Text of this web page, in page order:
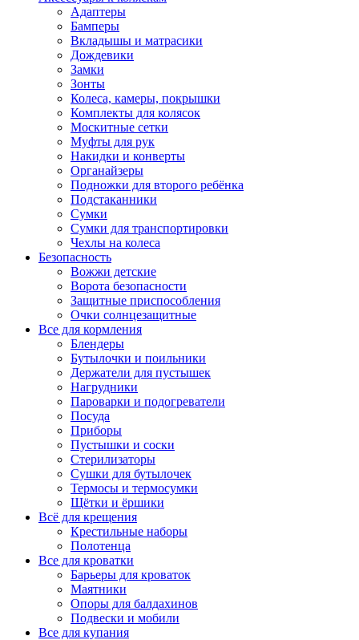
Адаптеры
Бамперы
Вкладышы и матрасики
Дождевики
Замки
Зонты
Колеса, камеры, покрышки
Комплекты для колясок
Москитные сетки
Муфты для рук
Накидки и конверты
Органайзеры
Подножки для второго ребёнка
Подстаканники
Сумки
Сумки для транспортировки
Чехлы на колеса
Безопасность
Вожжи детские
Ворота безопасности
Защитные приспособления
Очки солнцезащитные
Все для кормления
Блендеры
Бутылочки и поильники
Держатели для пустышек
Нагрудники
Пароварки и подогреватели
Посуда
Приборы
Пустышки и соски
Стерилизаторы
Сушки для бутылочек
Термосы и термосумки
Щётки и ёршики
Всё для крещения
Крестильные наборы
Полотенца
Все для кроватки
Барьеры для кроваток
Маятники
Опоры для балдахинов
Подвески и мобили
Все для купания